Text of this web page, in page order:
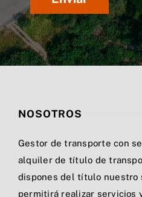
NOSOTROS
Gestor de transporte con
alquiler de título de
dispones del título nuestro
permitirá realizar servicios